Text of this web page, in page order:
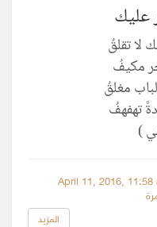
عليك
لا تقلقُ
مكيفُ
مغلقُ
تهفهفُ
)
المزيد